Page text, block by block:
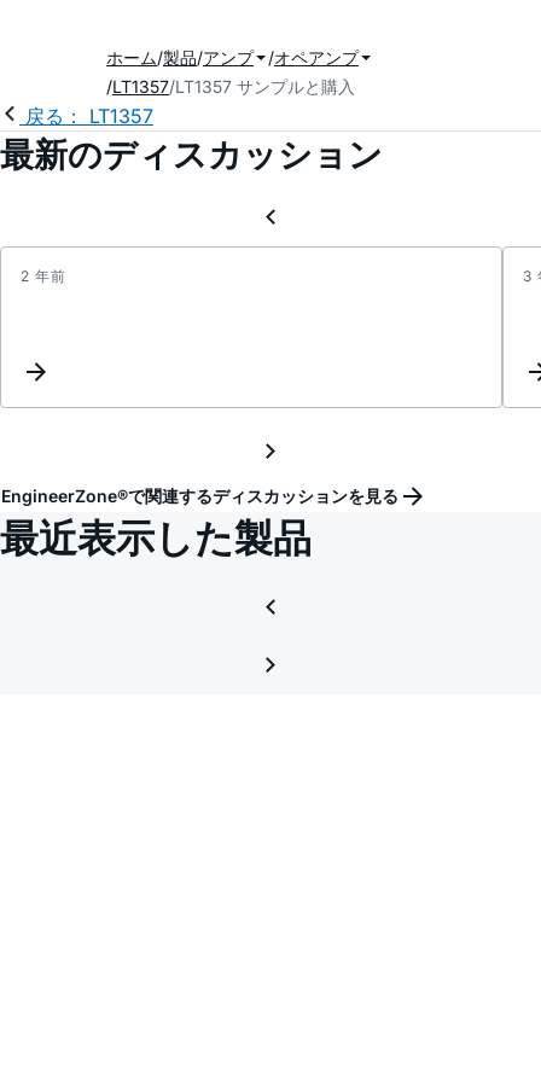
ホーム 製品 アンプ
オペアンプ
LT1357 LT1357 サンプルと購入
戻る： LT1357
最新のディスカッション
2 年前 3
EngineerZone®で関連するディスカッションを見る
最近表示した製品